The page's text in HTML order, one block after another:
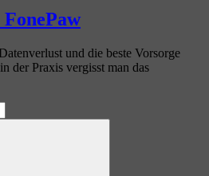
und die beste Vorsorge
der Praxis vergisst man das